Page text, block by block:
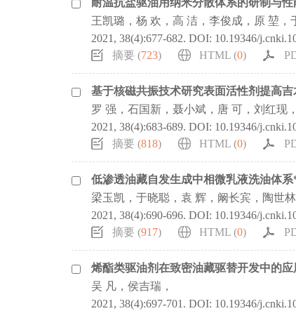
耐温抗盐驱油用纳米分散体系的研制与
王凯璐，杨 欢，高 洁，李俊成，原 堃，
2021, 38(4):677-682. DOI: 10.19346/
摘要 (723) HTML (0)
基于核磁共振技术研究表面活性剂提高
罗 强，石国新，聂小斌，唐 可，刘红现
2021, 38(4):683-689. DOI: 10.19346/
摘要 (818) HTML (0)
低渗透油藏自发生成中相微乳液洗油体系
梁玉凯，于晓聪，袁 辉，阚长宾，陶世
2021, 38(4):690-696. DOI: 10.19346/
摘要 (917) HTML (0)
烯酯类驱油剂在致密油藏驱替开发中的应
吴 凡，侯吉瑞，
2021, 38(4):697-701. DOI: 10.19346/